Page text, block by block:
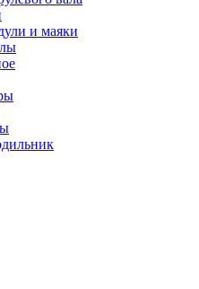
и маяки